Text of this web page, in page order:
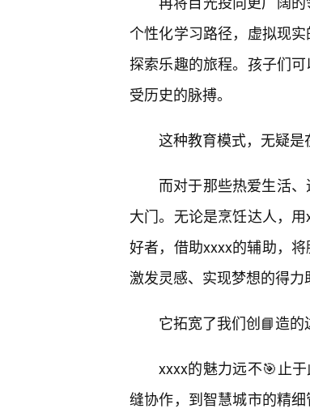
个性化学习路径，虚拟现
探索乐趣的旅程。孩子们
受历史的脉搏。
这种教育模式，无疑是
而对于那些热爱生活
大门。无论是烹饪达人，
好者，借助xxxx的辅助，
激发灵感、实现梦想的得力
它拓宽了我们创📘造的
xxxx的魅力远不🎯止
缝协作，到智慧城市的精